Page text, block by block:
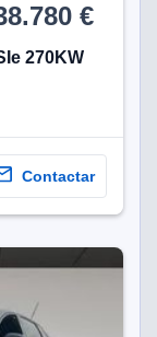
€
270KW
Contactar